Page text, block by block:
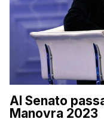
Al Senato
Manovra 2023